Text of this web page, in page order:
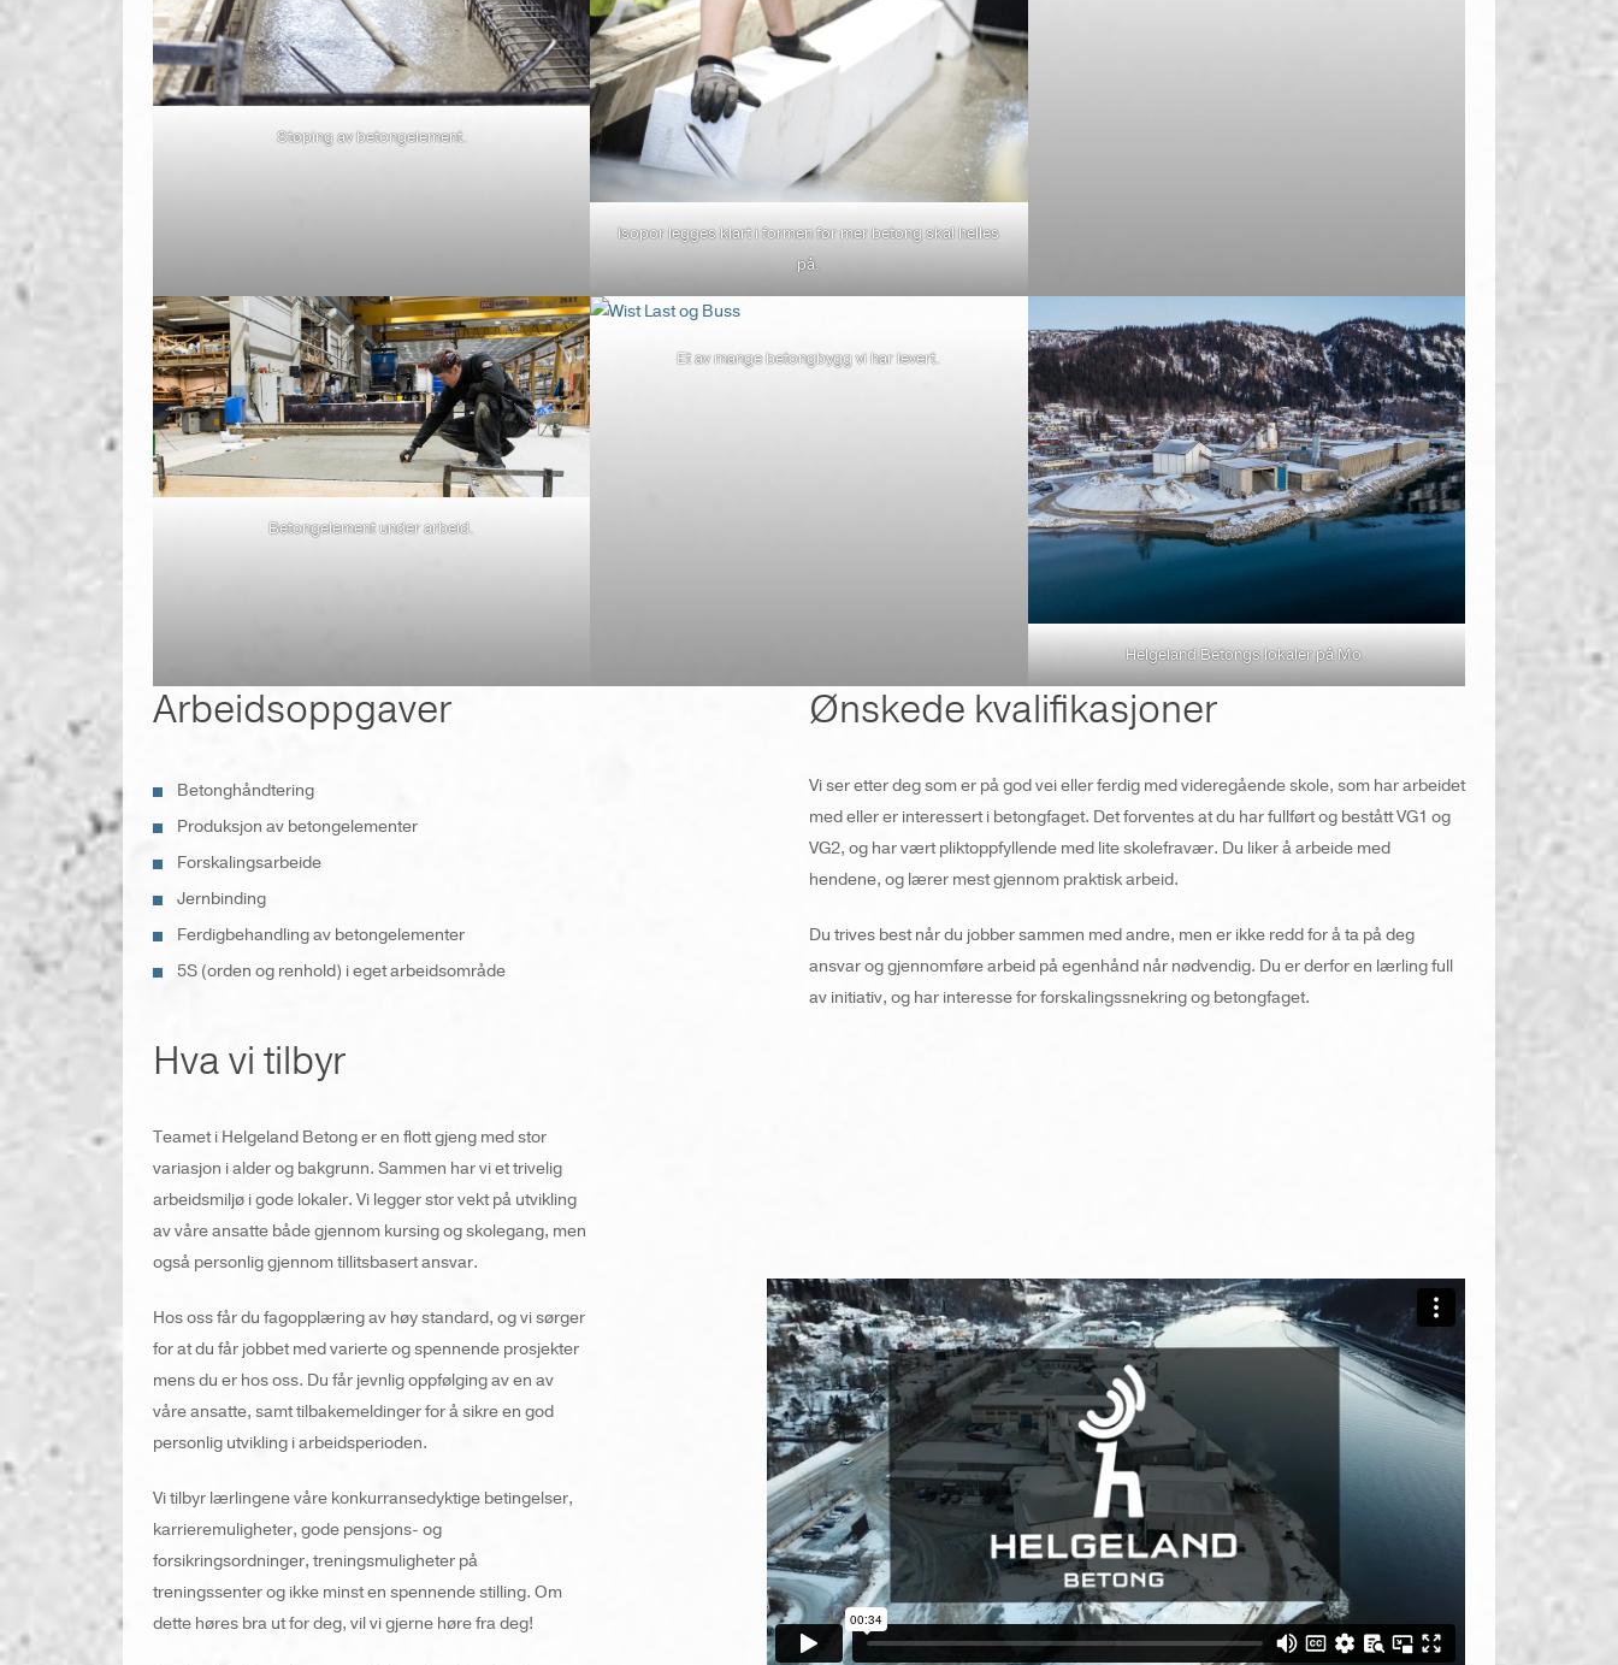
Støping av betongelement.
Isopor legges klart i formen før mer betong skal helles
på.
Betongelement under arbeid.
Et av mange betongbygg vi har levert.
Helgeland Betongs lokaler på Mo.
Arbeidsoppgaver
Betonghåndtering
Produksjon av betongelementer
Forskalingsarbeide
Jernbinding
Ferdigbehandling av betongelementer
5S (orden og renhold) i eget arbeidsområde
Ønskede kvalifikasjoner
Vi ser etter deg som er på god vei eller ferdig med videregående skole, som har arbeidet
med eller er interessert i betongfaget. Det forventes at du har fullført og bestått VG1 og
VG2, og har vært pliktoppfyllende med lite skolefravær. Du liker å arbeide med
hendene, og lærer mest gjennom praktisk arbeid.
Du trives best når du jobber sammen med andre, men er ikke redd for å ta på deg
ansvar og gjennomføre arbeid på egenhånd når nødvendig. Du er derfor en lærling full
av initiativ, og har interesse for forskalingssnekring og betongfaget.
Hva vi tilbyr
Teamet i Helgeland Betong er en flott gjeng med stor
variasjon i alder og bakgrunn. Sammen har vi et trivelig
arbeidsmiljø i gode lokaler. Vi legger stor vekt på utvikling
av våre ansatte både gjennom kursing og skolegang, men
også personlig gjennom tillitsbasert ansvar.
Hos oss får du fagopplæring av høy standard, og vi sørger
for at du får jobbet med varierte og spennende prosjekter
mens du er hos oss. Du får jevnlig oppfølging av en av
våre ansatte, samt tilbakemeldinger for å sikre en god
personlig utvikling i arbeidsperioden.
Vi tilbyr lærlingene våre konkurransedyktige betingelser,
karrieremuligheter, gode pensjons- og
forsikringsordninger, treningsmuligheter på
treningssenter og ikke minst en spennende stilling. Om
dette høres bra ut for deg, vil vi gjerne høre fra deg!